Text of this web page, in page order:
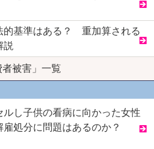
的基準はある？ 重加算される
説
者被害」一覧
ルし子供の看病に向かった女性
処分に問題はあるのか？